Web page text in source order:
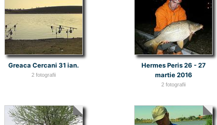
Greaca Cercani 31 ian.
2 fotografii
Hermes Peris 26 - 27
martie 2016
2 fotografii